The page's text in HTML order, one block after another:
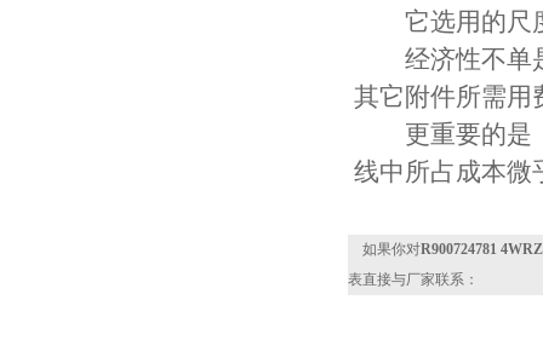
它选用的尺度
经济性不单是
其它附件所需用
更重要的是，
线中所占成本微
如果你对R900724781
表直接与厂家联系：